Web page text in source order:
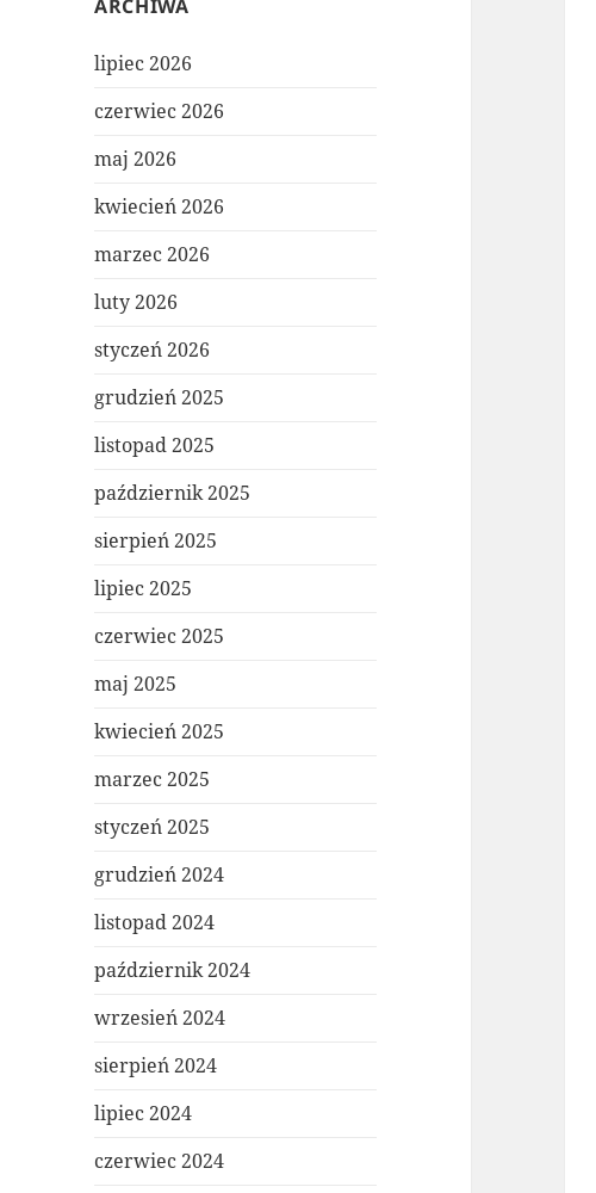
ARCHIWA
lipiec 2026
czerwiec 2026
maj 2026
kwiecień 2026
marzec 2026
luty 2026
styczeń 2026
grudzień 2025
listopad 2025
październik 2025
sierpień 2025
lipiec 2025
czerwiec 2025
maj 2025
kwiecień 2025
marzec 2025
styczeń 2025
grudzień 2024
listopad 2024
październik 2024
wrzesień 2024
sierpień 2024
lipiec 2024
czerwiec 2024